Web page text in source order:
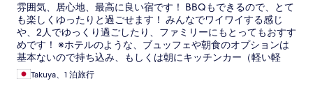
雰囲気、居心地、最高に良い宿です！ BBQもできるので、とて
も楽しくゆったりと過ごせます！ みんなでワイワイする感じ
や、2人でゆっくり過ごしたり、ファミリーにもとってもおすす
めです！ ※ホテルのような、ブュッフェや朝食のオプションは
基本ないので持ち込み、もしくは朝にキッチンカー（軽い軽
食）があるのでその利用になります！ 自分たちは、前の晩に近
所のエビの養殖場で生きたエビを持ち込み、夜はBBQでエビを
Takuya、1 泊旅行